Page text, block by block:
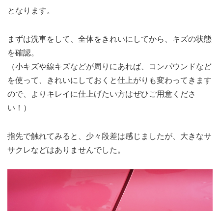
となります。
まずは洗車をして、全体をきれいにしてから、キズの状態
を確認。
（小キズや線キズなどが周りにあれば、コンパウンドなど
を使って、きれいにしておくと仕上がりも変わってきます
ので、よりキレイに仕上げたい方はぜひご用意くださ
い！）
指先で触れてみると、少々段差は感じましたが、大きなサ
サクレなどはありませんでした。